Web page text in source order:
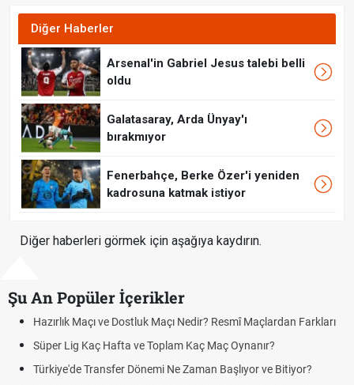
Diğer Haberler
Arsenal'in Gabriel Jesus talebi belli
oldu
Galatasaray, Arda Ünyay'ı
bırakmıyor
Fenerbahçe, Berke Özer'i yeniden
kadrosuna katmak istiyor
Diğer haberleri görmek için aşağıya kaydırın.
Şu An Popüler İçerikler
Maçı ve Dostluk Maçı Nedir? Resmî Maçlardan Farkları
Lig Kaç Hafta ve Toplam Kaç Maç Oynanır?
Transfer Dönemi Ne Zaman Başlıyor ve Bitiyor?